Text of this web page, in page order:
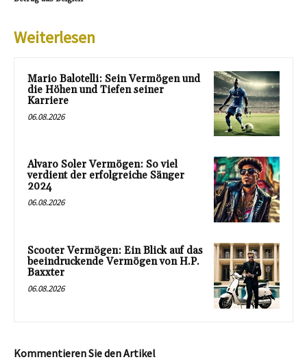
Weiterlesen
Mario Balotelli: Sein Vermögen und
die Höhen und Tiefen seiner
Karriere
06.08.2026
Alvaro Soler Vermögen: So viel
verdient der erfolgreiche Sänger
2024
06.08.2026
Scooter Vermögen: Ein Blick auf das
beeindruckende Vermögen von H.P.
Baxxter
06.08.2026
Kommentieren Sie den Artikel